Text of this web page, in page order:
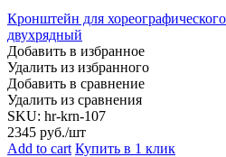
Кронштейн для
двухрядный
Добавить в избранное
Удалить из избранного
Добавить в сравнение
Удалить из сравнения
SKU: hr-krn-107
2345 руб./шт
Add to cart Купить в 1 клик